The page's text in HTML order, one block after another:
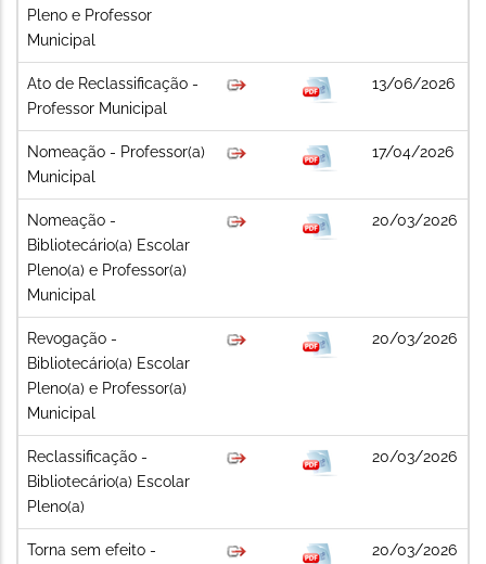
Pleno e Professor
Municipal
Ato de Reclassificação -
Professor Municipal
13/06/2026
Nomeação - Professor(a)
Municipal
17/04/2026
Nomeação -
Bibliotecário(a) Escolar
Pleno(a) e Professor(a)
Municipal
20/03/2026
Revogação -
Bibliotecário(a) Escolar
Pleno(a) e Professor(a)
Municipal
20/03/2026
Reclassificação -
Bibliotecário(a) Escolar
Pleno(a)
20/03/2026
Torna sem efeito -
20/03/2026